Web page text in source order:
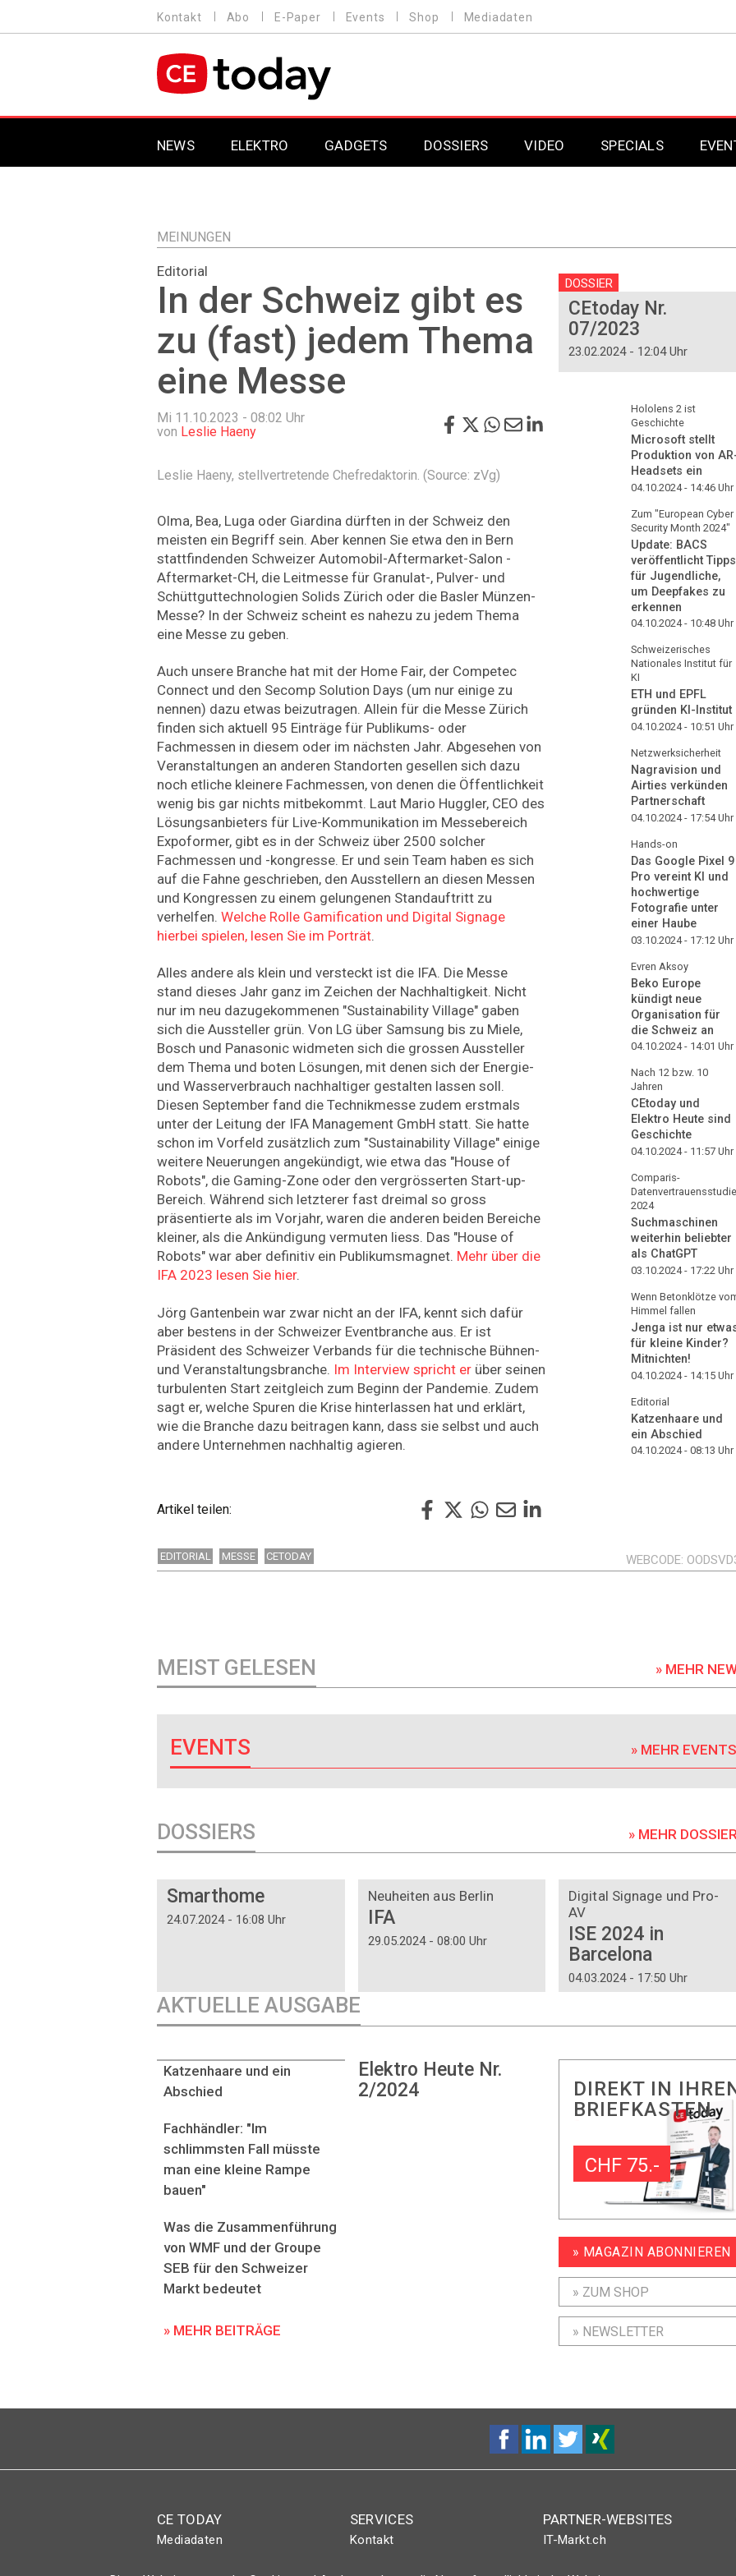
zum
MENU
Kontakt Abo E-Paper Events Shop Mediadaten
MAIN NAVIGATION
NEWS ELEKTRO GADGETS DOSSIERS
DAB+
VIDEO SPECIALS
Professional AV &
Professional AV &
Professional AV &
MEINUNGEN
Editorial
In der Schweiz gibt es
zu (fast) jedem Thema
eine Messe
Mi 11.10.2023 - 08:02 Uhr
von Leslie Haeny
Leslie Haeny, stellvertretende Chefredaktorin. (Source: zVg)
Olma, Bea, Luga oder Giardina dürften in der Schweiz den
meisten ein Begriff sein. Aber kennen Sie etwa den in Bern
stattfindenden Schweizer Automobil-Aftermarket-­Salon ­
Aftermarket-CH, die Leitmesse für Granulat-, ­Pulver- und
Schüttguttechnologien Solids Zürich oder die Basler Münzen-
Messe? In der Schweiz scheint es nahezu zu jedem Thema
eine Messe zu geben.
Auch unsere Branche hat mit der Home Fair, der Competec
Connect und den Secomp Solution Days (um nur einige zu
nennen) dazu etwas beizutragen. Allein für die Messe Zürich
finden sich aktuell 95 Einträge für Publikums- oder
Fachmessen in diesem oder im nächsten Jahr. Abgesehen von
Veranstaltungen an anderen Standorten gesellen sich dazu
noch etliche kleinere Fachmessen, von denen die Öffentlichkeit
wenig bis gar nichts mitbekommt. Laut Mario Huggler, CEO des
Lösungsanbieters für Live-Kommunikation im Messebereich
Expoformer, gibt es in der Schweiz über 2500 solcher
Fachmessen und -kongresse. Er und sein Team haben es sich
auf die Fahne geschrieben, den Ausstellern an diesen Messen
und Kongressen zu einem gelungenen Standauftritt zu
verhelfen. Welche Rolle Gamification und Digital Signage
hierbei spielen, lesen Sie im Porträt.
Alles andere als klein und versteckt ist die IFA. Die Messe
stand dieses Jahr ganz im Zeichen der Nachhaltigkeit. Nicht
nur im neu dazugekommenen "Sustainability Village" gaben
sich die Aussteller grün. Von LG über Samsung bis zu Miele,
Bosch und Panasonic widmeten sich die grossen Aussteller
dem Thema und boten Lösungen, mit denen sich der Energie-
und Wasserverbrauch nachhaltiger gestalten lassen soll.
Diesen September fand die Technikmesse zudem erstmals
unter der Leitung der IFA Management GmbH statt. Sie hatte
schon im Vorfeld zusätzlich zum "Sustainability Village" einige
weitere Neuerungen angekündigt, wie etwa das "House of
Robots", die Gaming-Zone oder den vergrösserten Start-up-
Bereich. Während sich letzterer fast dreimal so gross
präsentierte als im Vorjahr, waren die anderen beiden Bereiche
kleiner, als die Ankündigung vermuten liess. Das "House of
Robots" war aber definitiv ein Publikumsmagnet. Mehr über die
IFA 2023 lesen Sie hier.
Jörg Gantenbein war zwar nicht an der IFA, kennt sich dafür
aber bestens in der Schweizer Eventbranche aus. Er ist
Präsident des Schweizer Verbands für die technische Bühnen-
und Veranstaltungsbranche. Im Interview spricht er über seinen
turbulenten Start zeitgleich zum Beginn der Pandemie. Zudem
sagt er, welche Spuren die Krise hinterlassen hat und erklärt,
wie die Branche dazu beitragen kann, dass sie selbst und auch
andere ­Unternehmen nachhaltig agieren.
Artikel teilen:
DOSSIER
CEtoday Nr.
07/2023
23.02.2024 - 12:04 Uhr
Hololens 2 ist
Geschichte
Microsoft stellt
Produktion von
Headsets ein
04.10.2024 - 14:46 Uhr
Zum "European Cyber
Security Month 2024"
Update: BACS
veröffentlicht Tipps
für Jugendliche,
um Deepfakes zu
erkennen
04.10.2024 - 10:48 Uhr
Schweizerisches
Nationales Institut für
KI
ETH und EPFL
gründen KI-Institut
04.10.2024 - 10:51 Uhr
Netzwerksicherheit
Nagravision und
Airties verkünden
Partnerschaft
04.10.2024 - 17:54Uhr
Hands-on
Das Google Pixel 9
Pro vereint KI und
hochwertige
Fotografie unter
einer Haube
03.10.2024 - 17:12 Uhr
Evren Aksoy
Beko Europe
kündigt neue
Organisation für
die Schweiz an
04.10.2024 - 14:01 Uhr
Nach 12 bzw. 10
Jahren
CEtoday und
Elektro Heute sind
Geschichte
04.10.2024 - 11:57 Uhr
Comparis-
Datenvertrauensstudie
2024
Suchmaschinen
weiterhin beliebter
als ChatGPT
03.10.2024 - 17:22 Uhr
Wenn Betonklötze
Himmel fallen
Jenga ist nur
für kleine Kinder?
Mitnichten!
04.10.2024 - 14:15 Uhr
Editorial
Katzenhaare und
ein Abschied
04.10.2024 - 08:13 Uhr
EDITORIAL MESSE CETODAY WEBCODE
MEIST GELESEN » MEHR
EVENTS » MEHR EVENTS
DOSSIERS » MEHR
Smarthome
24.07.2024 - 16:08 Uhr
Neuheiten aus Berlin
IFA
29.05.2024 - 08:00 Uhr
Digital Signage und Pro-
AV
ISE 2024 in
Barcelona
04.03.2024 - 17:50 Uhr
AKTUELLE AUSGABE
Elektro Heute Nr.
2/2024
Katzenhaare und ein
Abschied
Fachhändler: "Im
schlimmsten Fall müsste
man eine kleine Rampe
bauen"
Was die Zusammenführung
von WMF und der Groupe
SEB für den Schweizer
Markt bedeutet
» MEHR BEITRÄGE
DIREKT IN
BRIEFKASTEN
CHF 75.-
» MAGAZIN ABONNIEREN
» ZUM SHOP
» NEWSLETTER
CE TODAY
Mediadaten
SERVICES
Kontakt
PARTNER-WEBSITES
IT-Markt.ch